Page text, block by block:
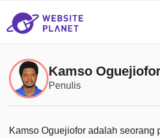
Kamso
Penulis
Kamso Oguejiofor adalah seorang